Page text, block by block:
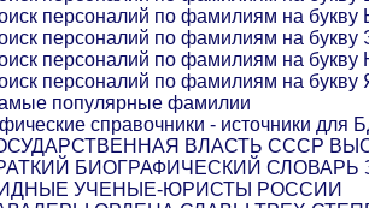
персоналий по фамилиям на букву
персоналий по фамилиям на букву
персоналий по фамилиям на
персоналий по фамилиям на букву
популярные фамилии
справочники - источники для
ВЛАСТЬ СССР
БИОГРАФИЧЕСКИЙ
УЧЕНЫЕ-ЮРИСТЫ РОССИИ